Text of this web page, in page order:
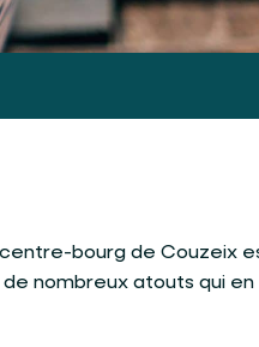
bourg de Couzeix
nombreux atouts qui